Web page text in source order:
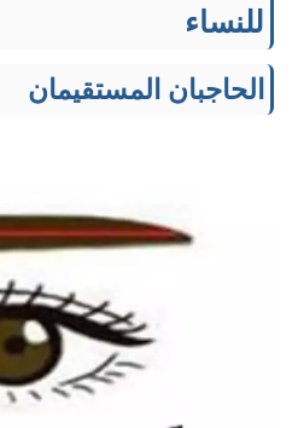
للنساء
الحاجبان المستقيمان